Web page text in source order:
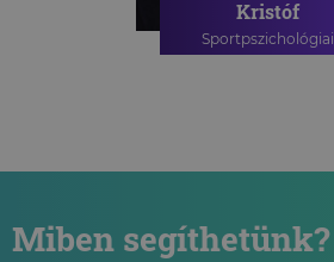
Kristóf
Sportpszichológiai
Miben segíthetünk?